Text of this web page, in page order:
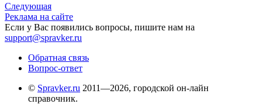
Следующая
Реклама на сайте
Если у Вас появились вопросы, пишите нам на
support@spravker.ru
Обратная связь
Вопрос-ответ
© Spravker.ru 2011—2026, городской он-лайн
справочник.